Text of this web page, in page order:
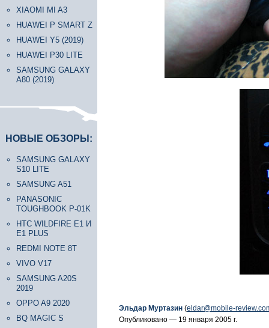
XIAOMI MI A3
HUAWEI P SMART Z
HUAWEI Y5 (2019)
HUAWEI P30 LITE
SAMSUNG GALAXY
A80 (2019)
НОВЫЕ ОБЗОРЫ:
SAMSUNG GALAXY
S10 LITE
SAMSUNG A51
PANASONIC
TOUGHBOOK P-01K
HTC WILDFIRE E1 И
E1 PLUS
REDMI NOTE 8T
VIVO V17
SAMSUNG A20S
2019
OPPO A9 2020
BQ MAGIC S
Эльдар Муртазин (eldar@mobile-
Опубликовано — 19 января 2005 г.